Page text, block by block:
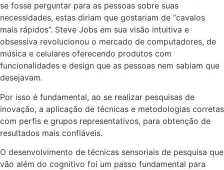
se fosse perguntar para as pessoas sobre suas
necessidades, estas diriam que gostariam de “cavalos
mais rápidos”. Steve Jobs em sua visão intuitiva e
obsessiva revolucionou o mercado de computadores, de
música e celulares oferecendo produtos com
funcionalidades e design que as pessoas nem sabiam que
desejavam.
Por isso é fundamental, ao se realizar pesquisas de
inovação, a aplicação de técnicas e metodologias corretas
com perfis e grupos representativos, para obtenção de
resultados mais confiáveis.
O desenvolvimento de técnicas sensoriais de pesquisa que
vão além do cognitivo foi um passo fundamental para